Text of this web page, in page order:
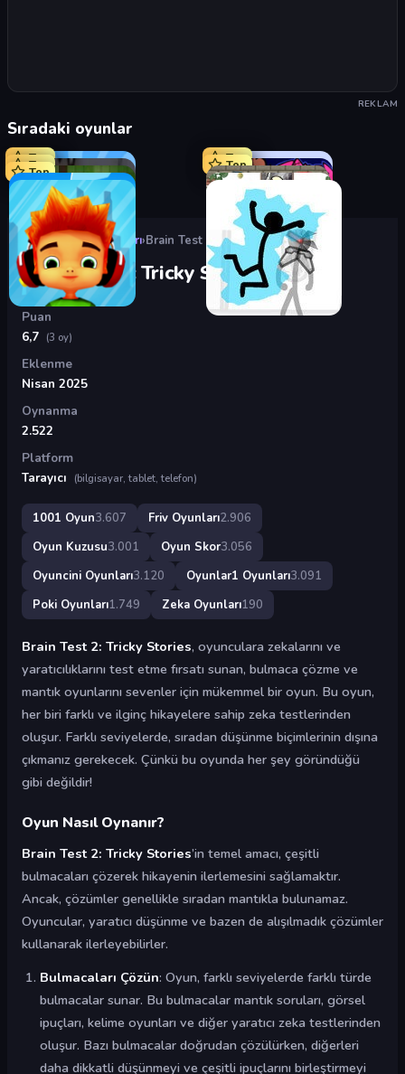
REKLAM
Sıradaki oyunlar
Top Top
Top Top
Top
Oyunlar›Friv Oyunları›Brain Test 2: Tricky Stories
Brain Test 2: Tricky Stories
Puan
6,7 (3 oy)
Eklenme
Nisan 2025
Oynanma
2.522
Platform
Tarayıcı
(bilgisayar, tablet, telefon)
1001 Oyun3.607 Friv Oyunları2.906
Oyun Kuzusu3.001 Oyun Skor3.056
Oyuncini Oyunları3.120 Oyunlar1 Oyunları3.091
Poki Oyunları1.749 Zeka Oyunları190
Brain Test 2: Tricky Stories, oyunculara zekalarını ve
yaratıcılıklarını test etme fırsatı sunan, bulmaca çözme ve
mantık oyunlarını sevenler için mükemmel bir oyun. Bu oyun,
her biri farklı ve ilginç hikayelere sahip zeka testlerinden
oluşur. Farklı seviyelerde, sıradan düşünme biçimlerinin dışına
çıkmanız gerekecek. Çünkü bu oyunda her şey göründüğü
gibi değildir!
Oyun Nasıl Oynanır?
Brain Test 2: Tricky Stories’in temel amacı, çeşitli
bulmacaları çözerek hikayenin ilerlemesini sağlamaktır.
Ancak, çözümler genellikle sıradan mantıkla bulunamaz.
Oyuncular, yaratıcı düşünme ve bazen de alışılmadık çözümler
kullanarak ilerleyebilirler.
Bulmacaları Çözün: Oyun, farklı seviyelerde farklı türde
bulmacalar sunar. Bu bulmacalar mantık soruları, görsel
ipuçları, kelime oyunları ve diğer yaratıcı zeka testlerinden
oluşur. Bazı bulmacalar doğrudan çözülürken, diğerleri
daha dikkatli düşünmeyi ve çeşitli ipuçlarını birleştirmeyi